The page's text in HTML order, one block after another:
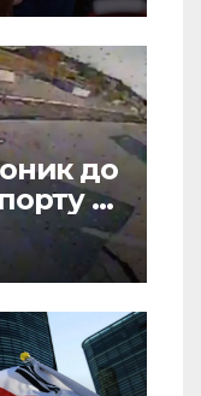
до
та
до